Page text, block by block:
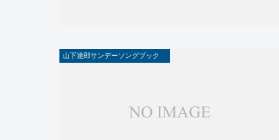
山下達郎サンデーソングブック